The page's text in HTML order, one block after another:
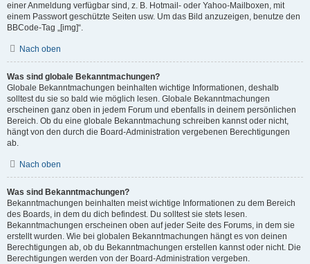
einer Anmeldung verfügbar sind, z. B. Hotmail- oder Yahoo-Mailboxen, mit
einem Passwort geschützte Seiten usw. Um das Bild anzuzeigen, benutze den
BBCode-Tag „[img]“.
Nach oben
Was sind globale Bekanntmachungen?
Globale Bekanntmachungen beinhalten wichtige Informationen, deshalb
solltest du sie so bald wie möglich lesen. Globale Bekanntmachungen
erscheinen ganz oben in jedem Forum und ebenfalls in deinem persönlichen
Bereich. Ob du eine globale Bekanntmachung schreiben kannst oder nicht,
hängt von den durch die Board-Administration vergebenen Berechtigungen
ab.
Nach oben
Was sind Bekanntmachungen?
Bekanntmachungen beinhalten meist wichtige Informationen zu dem Bereich
des Boards, in dem du dich befindest. Du solltest sie stets lesen.
Bekanntmachungen erscheinen oben auf jeder Seite des Forums, in dem sie
erstellt wurden. Wie bei globalen Bekanntmachungen hängt es von deinen
Berechtigungen ab, ob du Bekanntmachungen erstellen kannst oder nicht. Die
Berechtigungen werden von der Board-Administration vergeben.